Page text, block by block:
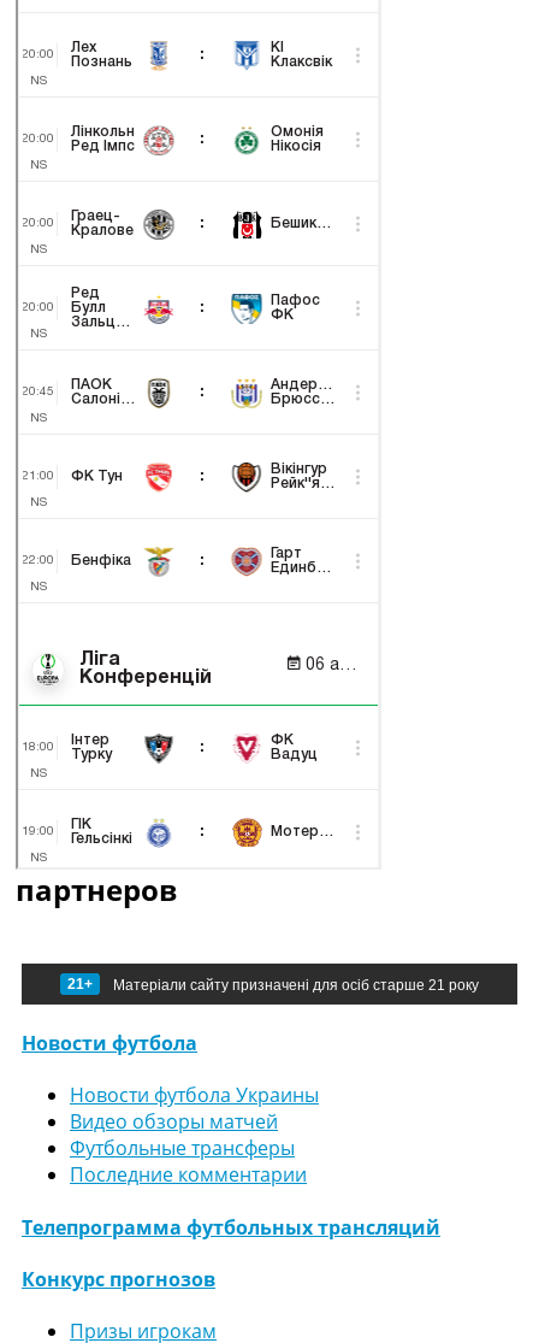
партнеров
21+ Матеріали сайту призначені для осіб старше 21 року
Новости футбола
Новости футбола Украины
Видео обзоры матчей
Футбольные трансферы
Последние комментарии
Телепрограмма футбольных трансляций
Конкурс прогнозов
Призы игрокам